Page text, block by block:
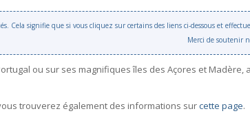
Cela signifie que si vous cliquez sur certains des liens ci-dessous et
Merci de soutenir
ou sur ses magnifiques îles des Açores et
trouverez également des informations surcette page.